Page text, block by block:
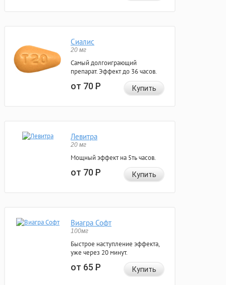
Сиалис
20 мг
Самый долгоиграющий
препарат. Эффект до 36 часов.
от 70Р Купить
Левитра
20 мг
Мощный эффект на 5ть часов.
от 70Р Купить
Виагра Софт
100мг
Быстрое наступление эффекта,
уже через 20 минут.
от 65Р Купить